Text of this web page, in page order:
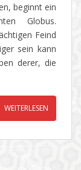
beginnt ein
Globus.
Feind
sein kann
derer, die
WEITERLESEN